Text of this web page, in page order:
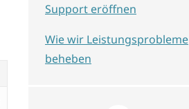
Support eröffnen
Wie wir Leistungsprobleme
beheben